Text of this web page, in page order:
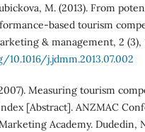
M. (2013). From
based tourism
& management, 2 (3),
j.jdmm.2013.07.002
Measuring tourism
[Abstract]. ANZMAC
Academy. Dudedin,